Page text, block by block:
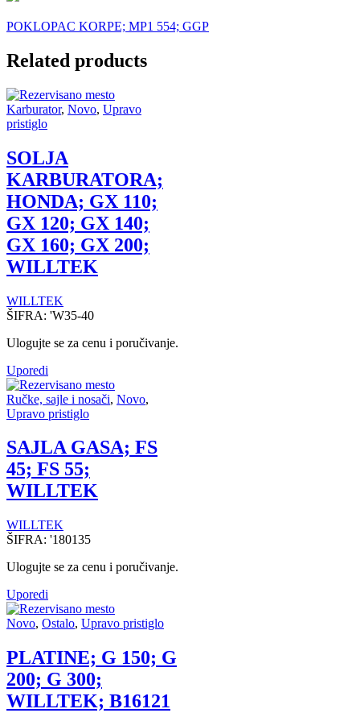
POKLOPAC KORPE; MP1 554; GGP
Related products
Karburator, Novo, Upravo
pristiglo
SOLJA
KARBURATORA;
HONDA; GX 110;
GX 120; GX 140;
GX 160; GX 200;
WILLTEK
WILLTEK
ŠIFRA: 'W35-40
Ulogujte se za cenu i poručivanje.
Uporedi
Ručke, sajle i nosači, Novo,
Upravo pristiglo
SAJLA GASA; FS
45; FS 55;
WILLTEK
WILLTEK
ŠIFRA: '180135
Ulogujte se za cenu i poručivanje.
Uporedi
Novo, Ostalo, Upravo pristiglo
PLATINE; G 150; G
200; G 300;
WILLTEK; B16121